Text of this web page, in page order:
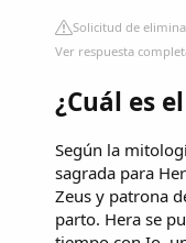
Solicitud de
Ver respuesta
¿Cuál es
Según la
sagrada para
Zeus y patrona
parto. Hera se